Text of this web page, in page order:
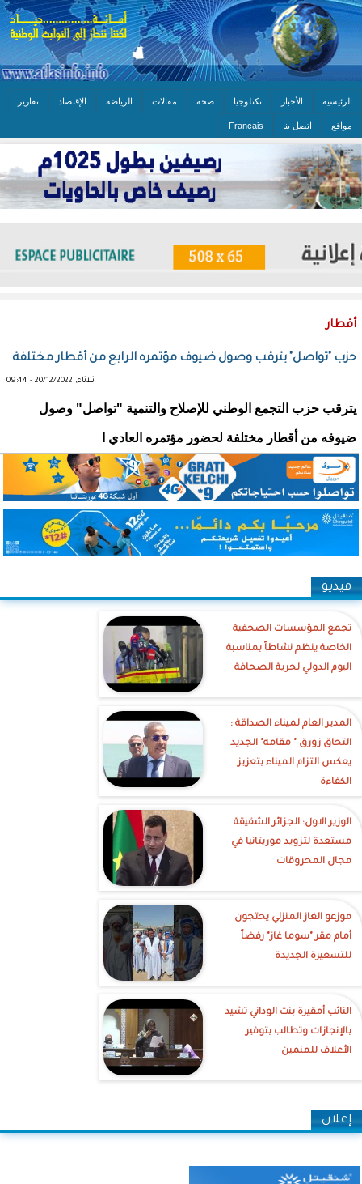
الرئيسية الأخبار تكنلوجيا صحة مقالات الرياضة الإقتصاد تقارير
مواقع اتصل بنا Francais
أقطار
حزب "تواصل" يترقب وصول ضيوف مؤتمره الرابع من أقطار مختلفة
ثلاثاء, 20/12/2022 - 09:44
يترقب حزب التجمع الوطني للإصلاح والتنمية "تواصل" وصول
ضيوفه من أقطار مختلفة لحضور مؤتمره العادي ا
فيديو
تجمع المؤسسات الصحفية
الخاصة ينظم نشاطاً بمناسبة
اليوم الدولي لحرية الصحافة
‎المدير العام لميناء الصداقة :
التحاق زورق " مقامه" الجديد
يعكس التزام الميناء بتعزيز
الكفاءة
الوزير الاول: الجزائر الشقيقة
مستعدة لتزويد موريتانيا في
مجال المحروقات
موزعو الغاز المنزلي يحتجون
أمام مقر "سوما غاز" رفضاً
للتسعيرة الجديدة
النائب أمقيرة بنت الوداني تشيد
بالإنجازات وتطالب بتوفير
الأعلاف للمنمين
إعلان